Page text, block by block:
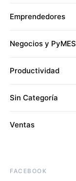
Emprendedores
Negocios y PyMES
Productividad
Sin Categoría
Ventas
FACEBOOK